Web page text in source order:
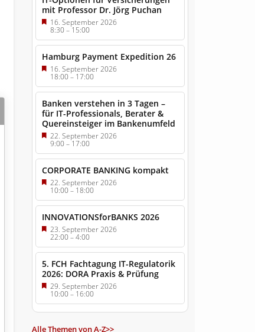
mit Professor Dr. Jörg Puchan
16. September 2026
8:30–15:00
Hamburg Payment Expedition 26
16. September 2026
18:00– 17:00
Banken verstehen in 3 Tagen –
für IT-Professionals, Berater &
Quereinsteiger im Bankenumfeld
22. September 2026
9:00–17:00
CORPORATE BANKING kompakt
22. September 2026
10:00– 18:00
INNOVATIONSforBANKS 2026
23. September 2026
22:00–4:00
5. FCH Fachtagung IT-Regulatorik
2026: DORA Praxis & Prüfung
29. September 2026
10:00– 16:00
Alle Themen von A-Z>>